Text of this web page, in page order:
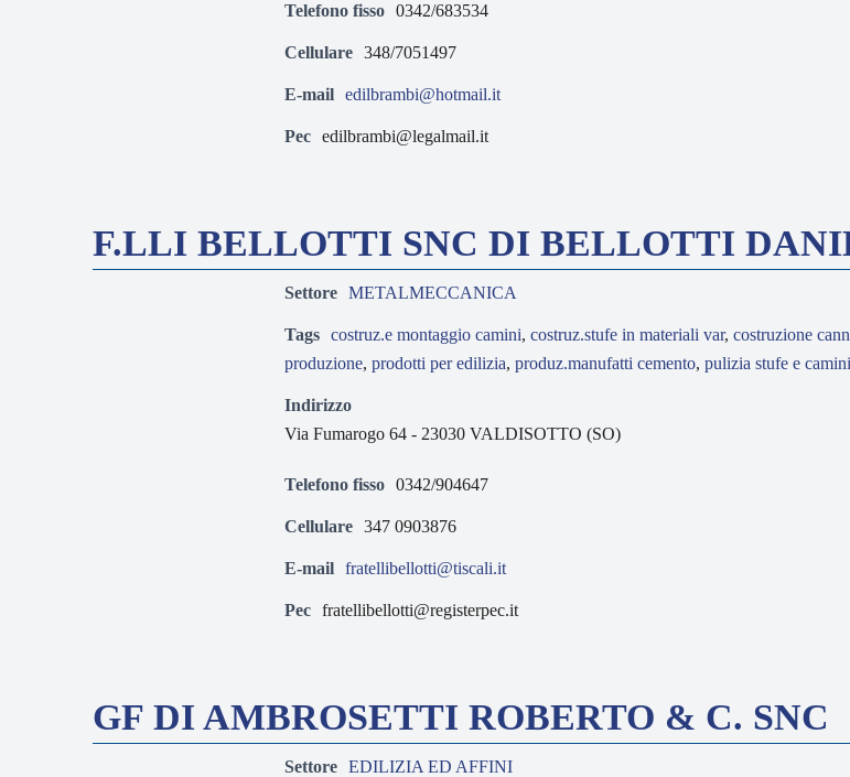
Telefono fisso 0342/683534
Cellulare 348/7051497
E-mail edilbrambi@hotmail.it
Pec edilbrambi@legalmail.it
F.LLI BELLOTTI SNC DI BELLOTTI
Settore METALMECCANICA
Tags costruz.e montaggio camini, costruz.stufe in materiali var, costruzione
produzione, prodotti per edilizia, produz.manufatti cemento, pulizia stufe e camini
Indirizzo
Via Fumarogo 64 - 23030 VALDISOTTO (SO)
Telefono fisso 0342/904647
Cellulare 347 0903876
E-mail fratellibellotti@tiscali.it
Pec fratellibellotti@registerpec.it
GF DI AMBROSETTI ROBERTO & C. SNC
Settore EDILIZIA ED AFFINI